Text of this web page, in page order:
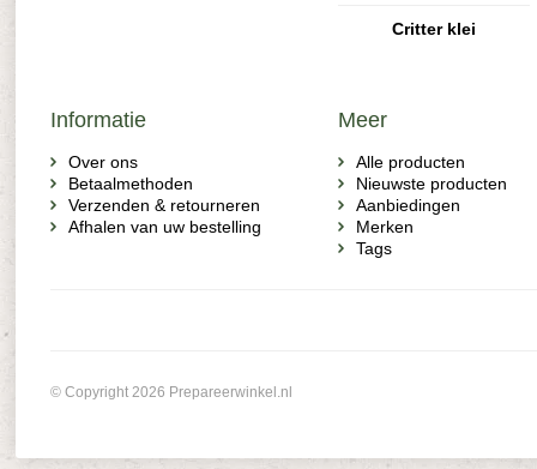
Critter klei
Informatie
Over ons
Betaalmethoden
Verzenden & retourneren
Afhalen van uw bestelling
Meer
Alle producten
Nieuwste producten
Aanbiedingen
Merken
Tags
© Copyright 2026 Prepareerwinkel.nl